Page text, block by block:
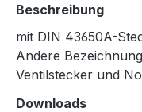
Beschreibung
mit DIN 43650A-
Andere
Ventilstecker und
Downloads